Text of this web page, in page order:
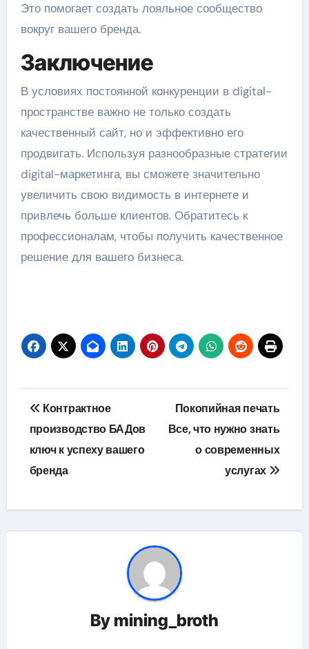
Это помогает создать лояльное сообщество
вокруг вашего бренда.
Заключение
В условиях постоянной конкуренции в digital-
пространстве важно не только создать
качественный сайт, но и эффективно его
продвигать. Используя разнообразные стратегии
digital-маркетинга, вы сможете значительно
увеличить свою видимость в интернете и
привлечь больше клиентов. Обратитесь к
профессионалам, чтобы получить качественное
решение для вашего бизнеса.
Навигация
по
записям
Контрактное
производство БАДов
ключ к успеху вашего
бренда
Покопийная печать
Все, что нужно знать
о современных
услугах
By mining_broth